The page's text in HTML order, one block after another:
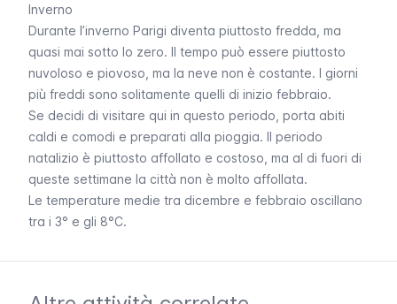
Inverno
Durante l’inverno Parigi diventa piuttosto fredda, ma
quasi mai sotto lo zero. Il tempo può essere piuttosto
nuvoloso e piovoso, ma la neve non è costante. I giorni
più freddi sono solitamente quelli di inizio febbraio.
Se decidi di visitare qui in questo periodo, porta abiti
caldi e comodi e preparati alla pioggia. Il periodo
natalizio è piuttosto affollato e costoso, ma al di fuori di
queste settimane la città non è molto affollata.
Le temperature medie tra dicembre e febbraio oscillano
tra i 3° e gli 8°C.